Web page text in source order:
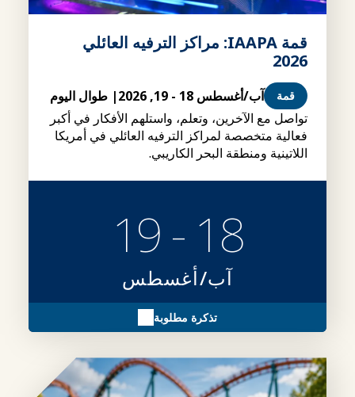
قمة IAAPA: مراكز الترفيه العائلي
2026
قمة آب/أغسطس 18 - 19, 2026
| طوال اليوم
تواصل مع الآخرين، وتعلم، واستلهم الأفكار في أكبر
فعالية متخصصة لمراكز الترفيه العائلي في أمريكا
اللاتينية ومنطقة البحر الكاريبي.
18 - 19
آب/أغسطس
تذكرة مطلوبة